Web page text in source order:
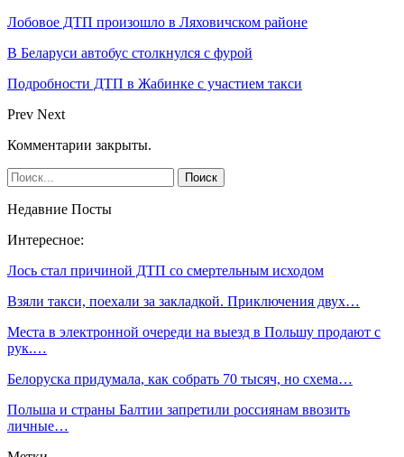
Лобовое ДТП произошло в Ляховичском районе
В Беларуси автобус столкнулся с фурой
Подробности ДТП в Жабинке с участием такси
Prev Next
Комментарии закрыты.
Недавние Посты
Интересное:
Лось стал причиной ДТП со смертельным исходом
Взяли такси, поехали за закладкой. Приключения двух…
Места в электронной очереди на выезд в Польшу продают с
рук.…
Белоруска придумала, как собрать 70 тысяч, но схема…
Польша и страны Балтии запретили россиянам ввозить
личные…